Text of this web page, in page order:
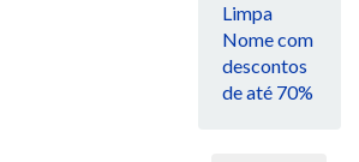
Limpa
Nome com
descontos
de até 70%